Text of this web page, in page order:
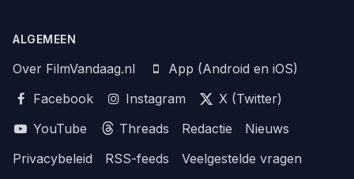
ALGEMEEN
Over FilmVandaag.nl
App (Android en iOS)
Facebook
Instagram
X (Twitter)
YouTube
Threads Redactie
Nieuws
Privacybeleid
RSS-feeds
Veelgestelde vragen